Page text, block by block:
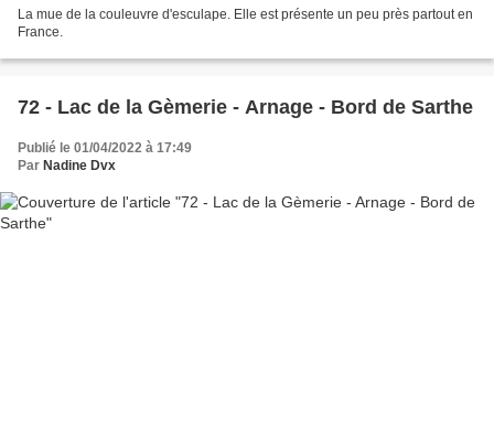
La mue de la couleuvre d'esculape. Elle est présente un peu près partout en
France.
72 - Lac de la Gèmerie - Arnage - Bord de Sarthe
Publié le 01/04/2022 à 17:49
Par Nadine Dvx